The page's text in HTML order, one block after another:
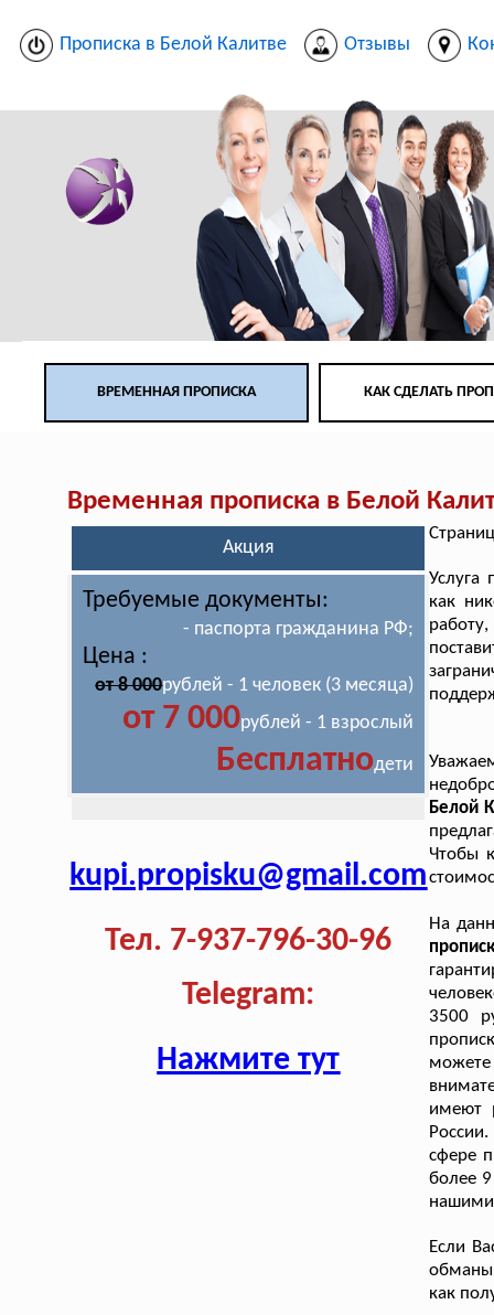
Прописка в Белой Калитве Отзывы
ВРЕМЕННАЯ ПРОПИСКА КАК СДЕЛАТЬ
Временная прописка в Белой
Акция
Требуемые документы:
- паспорта гражданина РФ;
Цена :
от 8 000рублей - 1 человек (3 месяца)
от 7 000рублей - 1 взрослый
Бесплатнодети
kupi.propisku@gmail.com
Тел. 7-937-796-30-96
Telegram:
Нажмите тут
Услуга
как
Белой
Чтобы
На
3500
можете
имеют
сфере
более
нашими
Если
как